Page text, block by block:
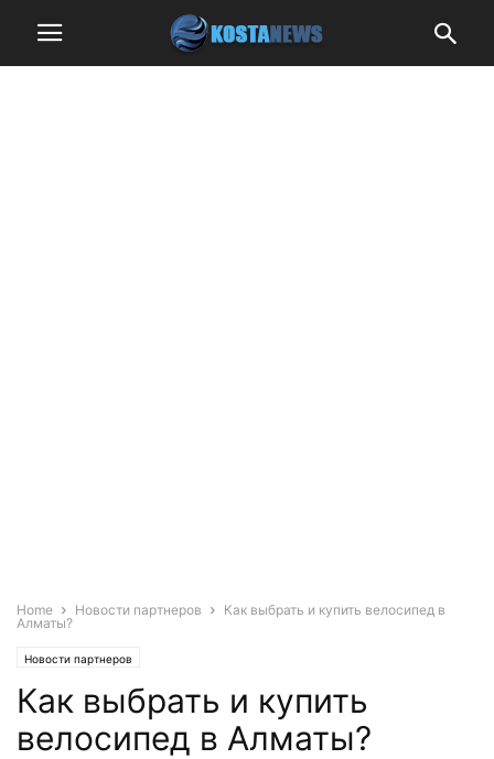
Home Новости партнеров
Как выбрать и купить велосипед в
Алматы?
Новости партнеров
Как выбрать и купить
велосипед в Алматы?